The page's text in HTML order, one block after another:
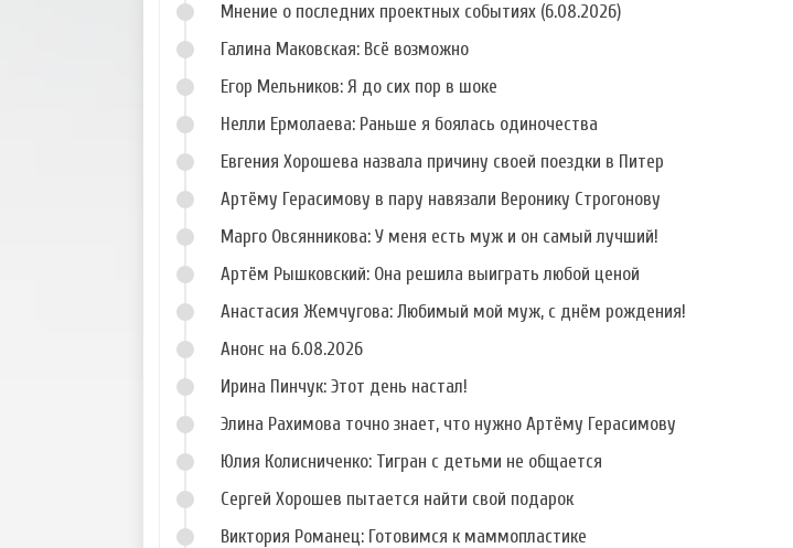
Фото Варвары
Третьяковой
Фото Виктории
Шиндаковой
Фото Ольги
Фото Евгения Иго
Фото Евгения
Семениченко
Фото Павла
Гаврилидиса
Мнение о последних проектных событиях (6.08.2026)
Галина Маковская: Всё возможно
Егор Мельников: Я до сих пор в шоке
Нелли Ермолаева: Раньше я боялась одиночества
Евгения Хорошева назвала причину своей поездки в Питер
Артёму Герасимову в пару навязали Веронику Строгонову
Марго Овсянникова: У меня есть муж и он самый лучший!
Артём Рышковский: Она решила выиграть любой ценой
Анастасия Жемчугова: Любимый мой муж, с днём рождения!
Анонс на 6.08.2026
Ирина Пинчук: Этот день настал!
Элина Рахимова точно знает, что нужно Артёму Герасимову
Юлия Колисниченко: Тигран с детьми не общается
Сергей Хорошев пытается найти свой подарок
Виктория Романец: Готовимся к маммопластике